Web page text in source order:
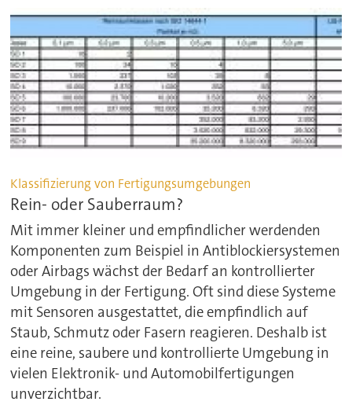
Klassifizierung von Fertigungsumgebungen
Rein- oder Sauberraum?
Mit immer kleiner und empfindlicher werdenden
Komponenten zum Beispiel in Antiblockiersystemen
oder Airbags wächst der Bedarf an kontrollierter
Umgebung in der Fertigung. Oft sind diese Systeme
mit Sensoren ausgestattet, die empfindlich auf
Staub, Schmutz oder Fasern reagieren. Deshalb ist
eine reine, saubere und kontrollierte Umgebung in
vielen Elektronik- und Automobilfertigungen
unverzichtbar.